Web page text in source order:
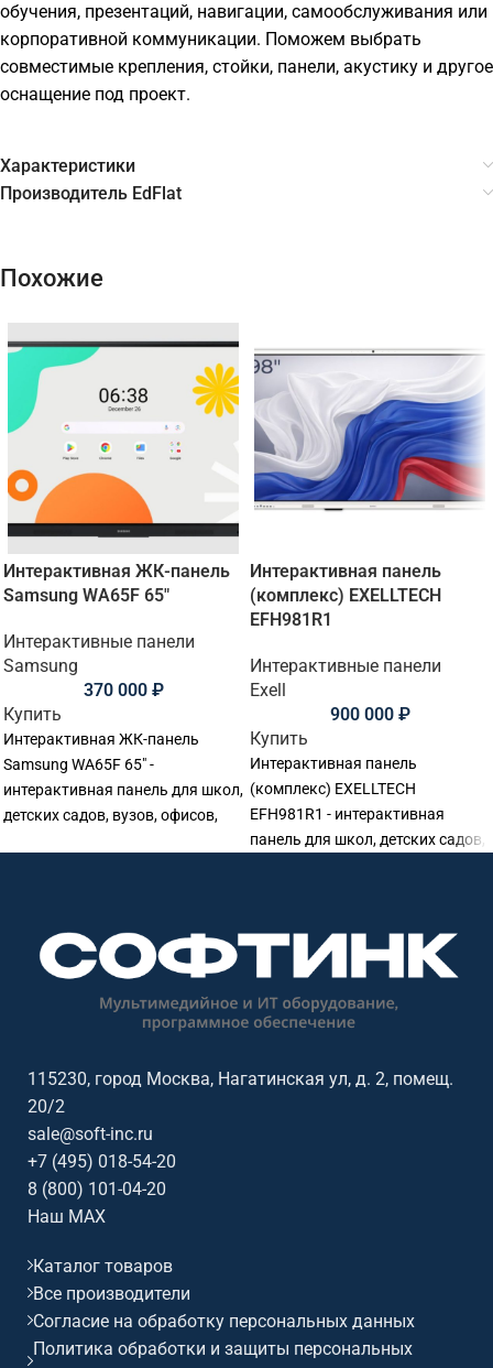
обучения, презентаций, навигации, самообслуживания или
корпоративной коммуникации. Поможем выбрать
совместимые крепления, стойки, панели, акустику и другое
оснащение под проект.
Характеристики
Производитель EdFlat
Похожие
Интерактивная ЖК-панель
Samsung WA65F 65"
Интерактивные панели
Samsung
370 000 ₽
Купить
Интерактивная ЖК-панель
Samsung WA65F 65" -
интерактивная панель для школ,
детских садов, вузов, офисов,
3840x2160@60Гц (16:9), сенсор:
20 касаний, яркость: 400, ос /
совместимость: Android.
Интерактивная панель
(комплекс) EXELLTECH
EFH981R1
Интерактивные панели
Exell
900 000 ₽
Купить
Интерактивная панель
(комплекс) EXELLTECH
EFH981R1 - интерактивная
панель для школ, детских садов,
диагональ: 98 дюймов,
разрешение: 3840x2160@60Гц
яркость: 500, ос /
115230, город Москва, Нагатинская ул, д. 2, помещ.
20/2
sale@soft-inc.ru
+7 (495) 018-54-20
8 (800) 101-04-20
Наш MAX
Каталог товаров
Все производители
Согласие на обработку персональных данных
Политика обработки и защиты персональных